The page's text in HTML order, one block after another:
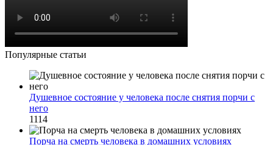
Популярные статьи
Душевное состояние у человека после снятия порчи с
него
1114
Порча на смерть человека в домашних условиях